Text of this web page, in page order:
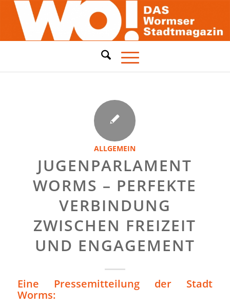
ALLGEMEIN
JUGENPARLAMENT
WORMS – PERFEKTE
VERBINDUNG
ZWISCHEN FREIZEIT
UND ENGAGEMENT
Eine Pressemitteilung der Stadt
Worms: